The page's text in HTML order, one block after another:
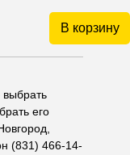
В корзину
его
(831) 466-14-